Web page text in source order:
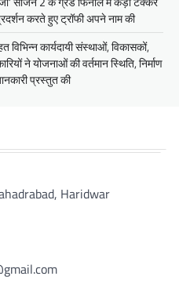
करते हुए ट्रॉफी अपने नाम की
कार्यदायी संस्थाओं, विकासकों,
ने योजनाओं की वर्तमान स्थिति, निर्माण
प्रस्तुत की
Haridwar